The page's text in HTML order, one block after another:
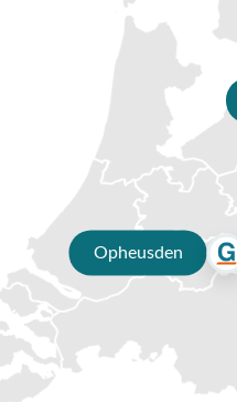
✔ 9.4/10 uit 19.500+
✔ Gratis verzending vanaf
✔ 3 fysieke showrooms
Opheusden